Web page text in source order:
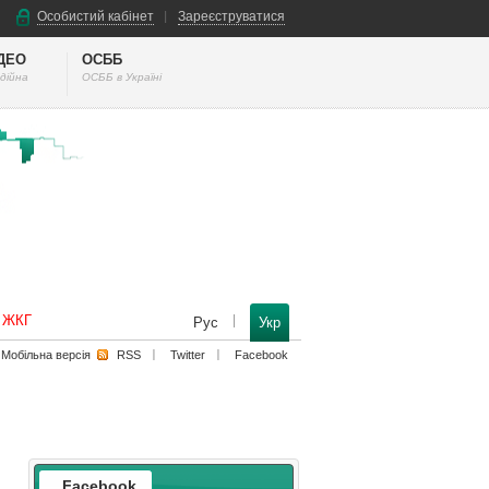
Особистий кабінет Зареєструватися
ОСББ
ОСББ в Україні
ЖКГ Рус Укр
Мобільна версiя RSS Twitter Facebook